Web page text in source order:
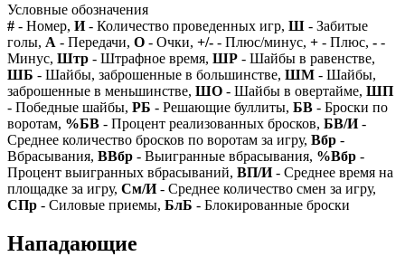
Условные обозначения
# - Номер, И- Количество проведенных игр, Ш - Забитые
голы, А - Передачи, О - Очки, +/- - Плюс/минус, + - Плюс, - -
Минус, Штр - Штрафное время, ШР - Шайбы в равенстве,
ШБ - Шайбы, заброшенные в большинстве, ШМ - Шайбы,
заброшенные в меньшинстве, ШО - Шайбы в овертайме, ШП
- Победные шайбы, РБ - Решающие буллиты, БВ - Броски по
воротам, %БВ - Процент реализованных бросков, БВ/И-
Среднее количество бросков по воротам за игру, Вбр -
Вбрасывания, ВВбр - Выигранные вбрасывания, %Вбр -
Процент выигранных вбрасываний, ВП/И- Среднее время на
площадке за игру, См/И- Среднее количество смен за игру,
СПр - Силовые приемы, БлБ - Блокированные броски
Нападающие